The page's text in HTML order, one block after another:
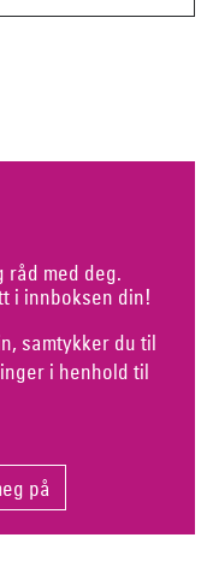
råd med deg.
i innboksen din!
samtykker du til
i henhold til